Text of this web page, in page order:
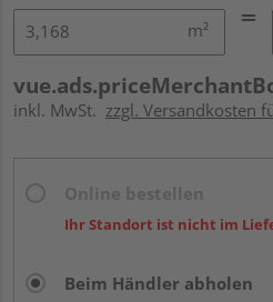
m²
inkl. MwSt. zzgl. Versandkosten
Ihr Standort ist nicht im
Beim Händler abholen